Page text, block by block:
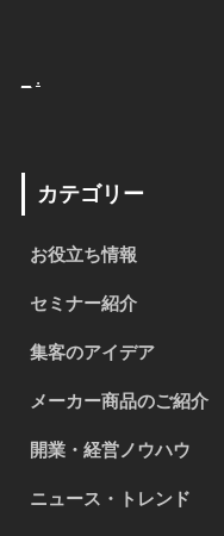
.
カテゴリー
お役立ち情報
セミナー紹介
集客のアイデア
メーカー商品のご紹介
開業・経営ノウハウ
ニュース・トレンド